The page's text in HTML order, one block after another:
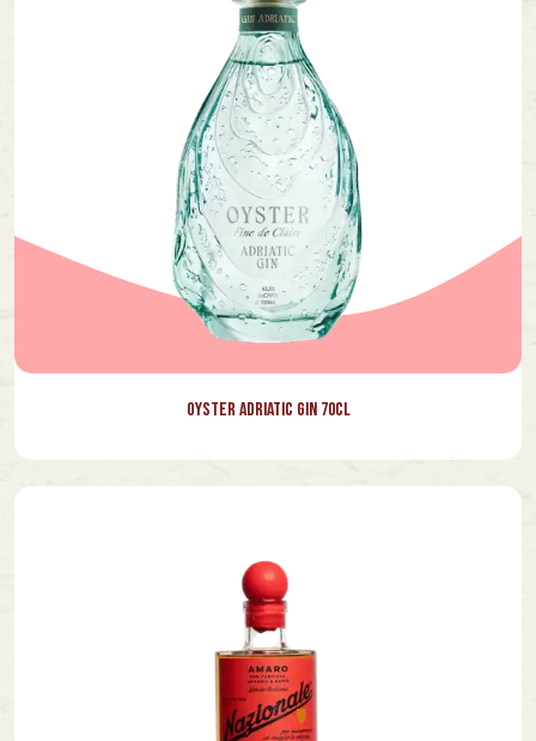
Oyster Adriatic Gin 70cl